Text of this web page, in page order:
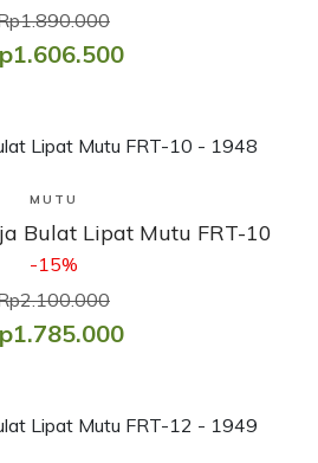
Lihat Produk
MUTU
Bulat Lipat Mutu FRT-10
-15%